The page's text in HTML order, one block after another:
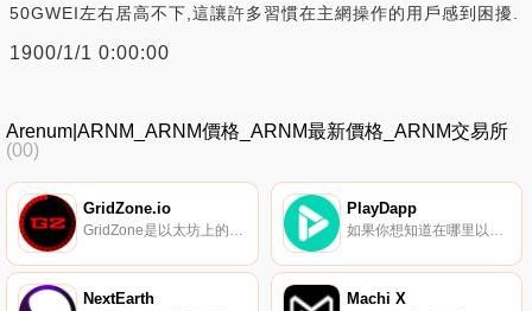
50GWEI左右居高不下,這讓許多習慣在主網操作的用戶感到困擾.
1900/1/1 0:00:00
Arenum|ARNM_ARNM價格_ARNM最新價格_ARNM交易所
(00)
GridZone.io PlayDapp
NextEarth Machi X